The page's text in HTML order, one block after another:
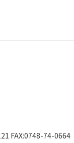
FAX:0748-74-0664